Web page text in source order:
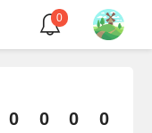
0
0 0 0 0